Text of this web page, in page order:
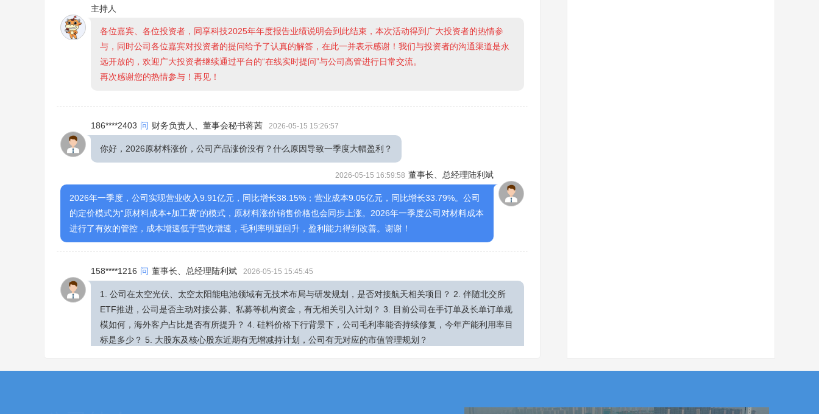
主持人
各位嘉宾、各位投资者，同享科技2025年年度报告业绩说明会到此结束，本次活动得到广大投资者的热情参
与，同时公司各位嘉宾对投资者的提问给予了认真的解答，在此一并表示感谢！我们与投资者的沟通渠道是永
远开放的，欢迎广大投资者继续通过平台的“在线实时提问”与公司高管进行日常交流。
再次感谢您的热情参与！再见！
186****2403 问 财务负责人、董事会秘书蒋茜 2026-05-15 15:26:57
你好，2026原材料涨价，公司产品涨价没有？什么原因导致一季度大幅盈利？
2026-05-15 16:59:58 董事长、总经理陆利斌
2026年一季度，公司实现营业收入9.91亿元，同比增长38.15%；营业成本9.05亿元，同比增长33.79%。公司
的定价模式为“原材料成本+加工费”的模式，原材料涨价销售价格也会同步上涨。2026年一季度公司对材料成本
进行了有效的管控，成本增速低于营收增速，毛利率明显回升，盈利能力得到改善。谢谢！
158****1216 问 董事长、总经理陆利斌 2026-05-15 15:45:45
1. 公司在太空光伏、太空太阳能电池领域有无技术布局与研发规划，是否对接航天相关项目？ 2. 伴随北交所
ETF推进，公司是否主动对接公募、私募等机构资金，有无相关引入计划？ 3. 目前公司在手订单及长单订单规
模如何，海外客户占比是否有所提升？ 4. 硅料价格下行背景下，公司毛利率能否持续修复，今年产能利用率目
标是多少？ 5. 大股东及核心股东近期有无增减持计划，公司有无对应的市值管理规划？